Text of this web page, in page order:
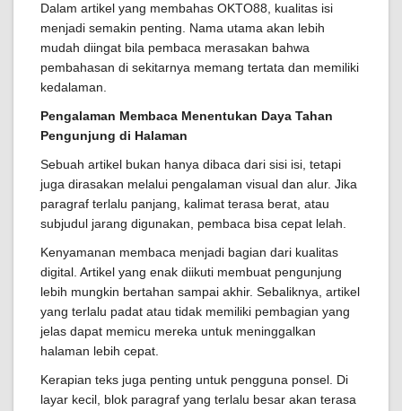
Dalam artikel yang membahas OKTO88, kualitas isi
menjadi semakin penting. Nama utama akan lebih
mudah diingat bila pembaca merasakan bahwa
pembahasan di sekitarnya memang tertata dan memiliki
kedalaman.
Pengalaman Membaca Menentukan Daya Tahan
Pengunjung di Halaman
Sebuah artikel bukan hanya dibaca dari sisi isi, tetapi
juga dirasakan melalui pengalaman visual dan alur. Jika
paragraf terlalu panjang, kalimat terasa berat, atau
subjudul jarang digunakan, pembaca bisa cepat lelah.
Kenyamanan membaca menjadi bagian dari kualitas
digital. Artikel yang enak diikuti membuat pengunjung
lebih mungkin bertahan sampai akhir. Sebaliknya, artikel
yang terlalu padat atau tidak memiliki pembagian yang
jelas dapat memicu mereka untuk meninggalkan
halaman lebih cepat.
Kerapian teks juga penting untuk pengguna ponsel. Di
layar kecil, blok paragraf yang terlalu besar akan terasa